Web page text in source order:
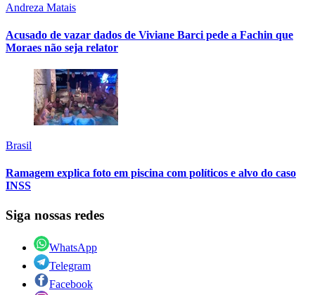
Andreza Matais
Acusado de vazar dados de Viviane Barci pede a Fachin que
Moraes não seja relator
Brasil
Ramagem explica foto em piscina com políticos e alvo do caso
INSS
Siga nossas redes
WhatsApp
Telegram
Facebook